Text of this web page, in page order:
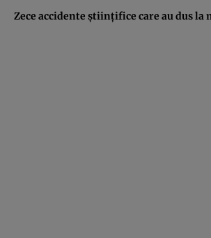
Zece accidente ştiinţifice care au dus la